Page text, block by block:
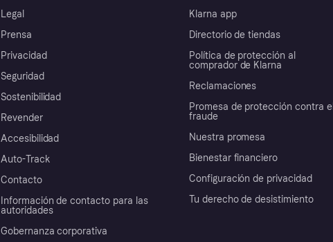
Legal
Prensa
Privacidad
Seguridad
Sostenibilidad
Revender
Accesibilidad
Auto-Track
Contacto
Información de contacto para las
autoridades
Gobernanza corporativa
Klarna app
Directorio de tiendas
Política de protección al
comprador de Klarna
Reclamaciones
Promesa de protección contra el
fraude
Nuestra promesa
Bienestar financiero
Configuración de privacidad
Tu derecho de desistimiento